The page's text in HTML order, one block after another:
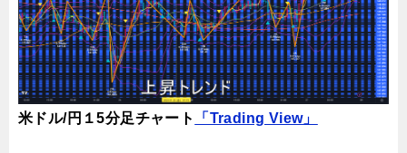
米ドル/円１5分足チャート 「Trading View」